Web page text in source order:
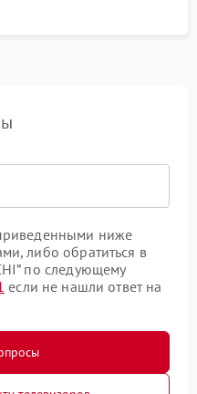
ниже
либо обратиться в
по следующему
если не нашли ответ на